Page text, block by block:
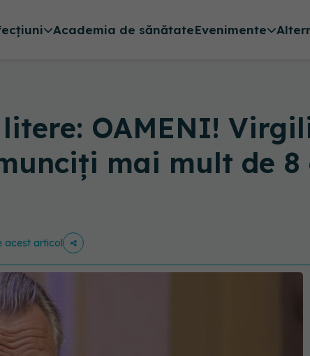
Academia de sănătateEvenimente
OAMENI!
mai mult de
acest articol